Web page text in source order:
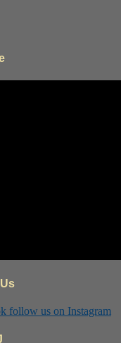
follow us on Instagram